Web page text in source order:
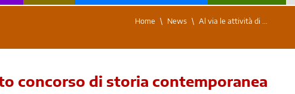
Home News Al via le attività di ...
concorso di storia contemporanea